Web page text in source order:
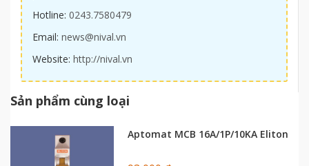
Hotline: 0243.7580479
Email: news@nival.vn
Website: http://nival.vn
Sản phẩm cùng loại
Aptomat MCB 16A/1P/10KA Eliton